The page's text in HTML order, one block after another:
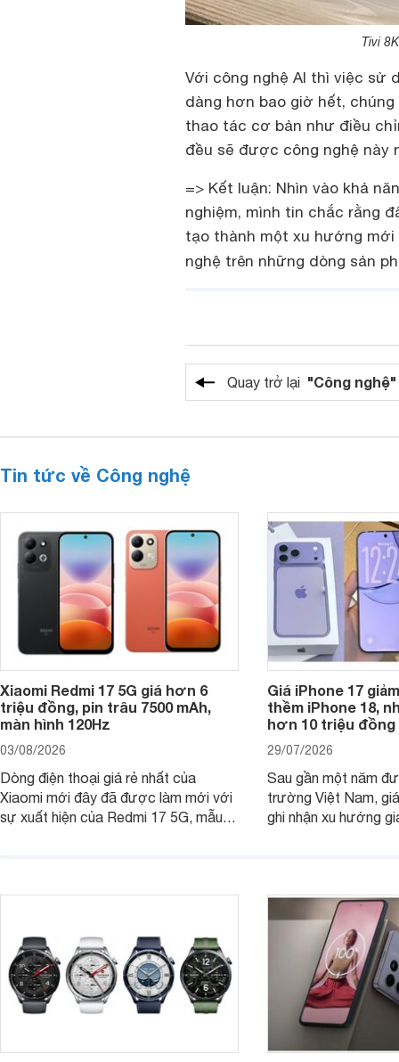
Tivi
Với công nghệ AI thì việc sử
dàng hơn bao giờ hết,
thao tác cơ bản như điều
đều sẽ được công nghệ này
=> Kết luận: Nhìn vào khả
nghiệm, mình tin chắc rằng
tạo thành một xu hướng
nghệ trên những dòng sản
Quay trở lại "Công nghệ"
Tin tức về Công nghệ
Xiaomi Redmi 17 5G giá hơn 6
triệu đồng, pin trâu 7500 mAh,
màn hình 120Hz
03/08/2026
Dòng điện thoại giá rẻ nhất của
Xiaomi mới đây đã được làm mới với
sự xuất hiện của Redmi 17 5G, mẫu
Giá iPhone 17
thềm iPhone 18,
hơn 10 triệu đồng
29/07/2026
Sau gần một năm
trường Việt Nam,
ghi nhận xu hướng